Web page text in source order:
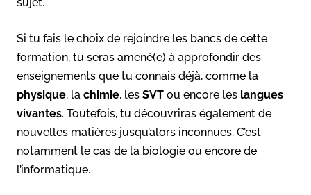
Si tu fais le choix de rejoindre les bancs de cette
formation, tu seras amené(e) à approfondir des
enseignements que tu connais déjà, comme la
physique, la chimie, les SVT ou encore les langues
vivantes. Toutefois, tu découvriras également de
nouvelles matières jusqu’alors inconnues. C’est
notamment le cas de la biologie ou encore de
l’informatique.